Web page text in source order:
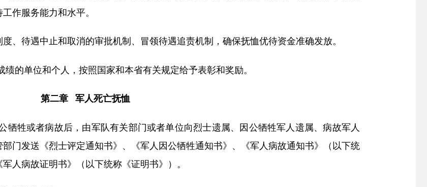
作服务能力和水平。
、待遇中止和取消的审批机制、冒领待遇追责机制，确保抚恤优待资金准确发放。
的单位和个人，按照国家和本省有关规定给予表彰和奖励。
第二章 军人死亡抚恤
牺牲或者病故后，由军队有关部门或者单位向烈士遗属、因公牺牲军人遗属、病故军人
门发送《烈士评定通知书》、《军人因公牺牲通知书》、《军人病故通知书》（以下统
人病故证明书》（以下统称《证明书》）。